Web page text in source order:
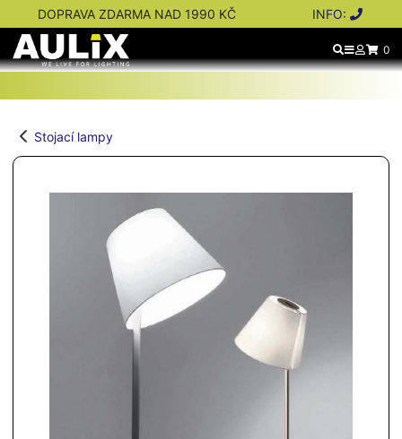
DOPRAVA ZDARMA NAD 1990 KČ INFO:
0
Stojací lampy